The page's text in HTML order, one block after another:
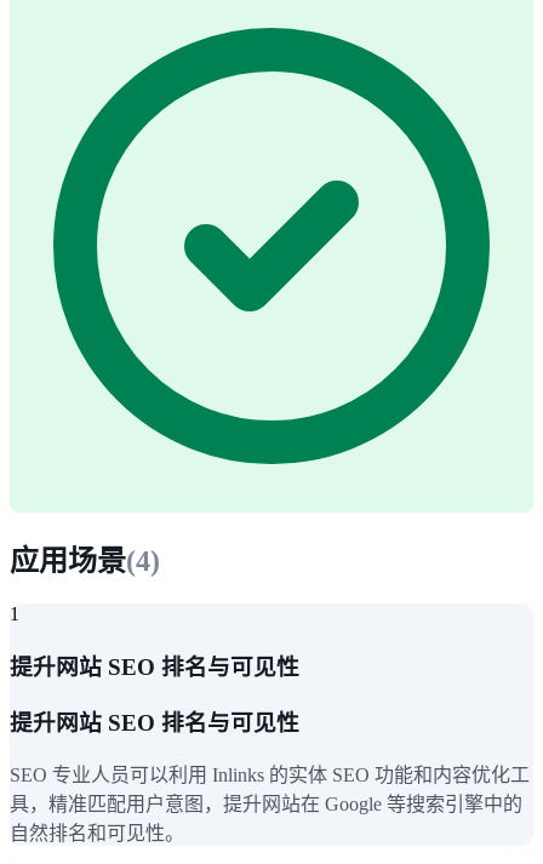
应用场景(4)
1
提升网站 SEO 排名与可见性
提升网站 SEO 排名与可见性
SEO 专业人员可以利用 Inlinks 的实体 SEO 功能和内容优化工
具，精准匹配用户意图，提升网站在 Google 等搜索引擎中的
自然排名和可见性。